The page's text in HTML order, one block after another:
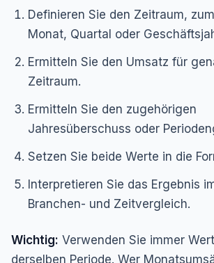
Definieren Sie den Zeitraum,
Monat, Quartal oder
Ermitteln Sie den Umsatz für
Zeitraum.
Ermitteln Sie den zugehörigen
Jahresüberschuss oder
Setzen Sie beide Werte in die
Interpretieren Sie das Ergebnis
Branchen- und Zeitvergleich.
Wichtig: Verwenden Sie immer
derselben Periode. Wer